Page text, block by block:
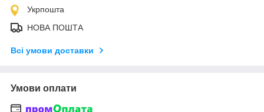
Укрпошта
НОВА ПОШТА
Всі умови доставки
Умови оплати